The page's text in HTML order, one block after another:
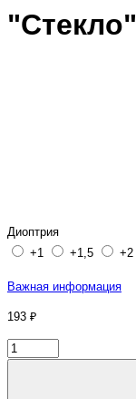
Диоптрия
+1
+1,5 +2
Важная информация
193 ₽